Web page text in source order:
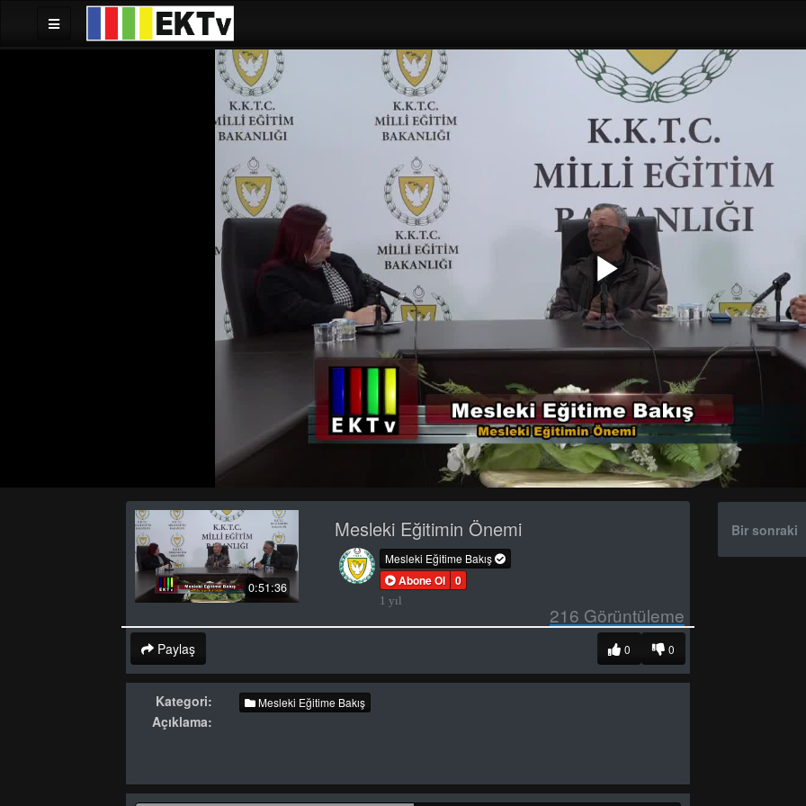
Play
Video
0:51:36
Mesleki Eğitimin Önemi
Mesleki Eğitime Bakış
Abone Ol 0
1 yıl
216 Görüntüleme
Paylaş 0
0
Kategori: Mesleki Eğitime Bakış
Açıklama:
Bir sonraki